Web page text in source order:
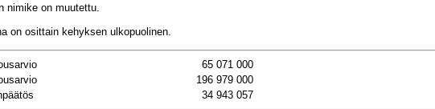
nimike on muutettu.
on osittain kehyksen ulkopuolinen.
65 071 000
196 979 000
34 943 057